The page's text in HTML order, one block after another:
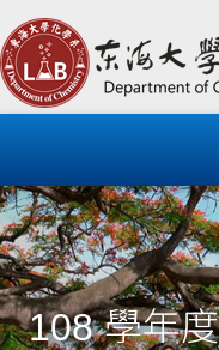
108 學年